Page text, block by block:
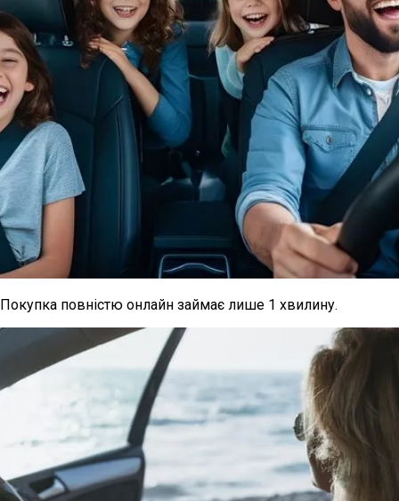
Покупка повністю онлайн займає лише 1 хвилину.